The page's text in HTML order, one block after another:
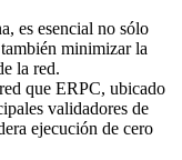
es esencial no sólo
minimizar la
la red.
que ERPC, ubicado
validadores de
ejecución de cero